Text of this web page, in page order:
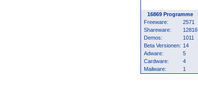
16869 Programme
Freeware:
2571
Shareware:
12816
Demos:
1011
Beta Versionen: 14
Adware:
5
Cardware:
4
Mailware:
1